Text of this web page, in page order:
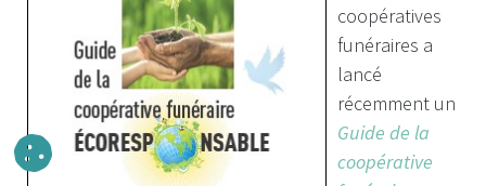
coopératives
funéraires a
lancé
récemment un
Guide de la
coopérative